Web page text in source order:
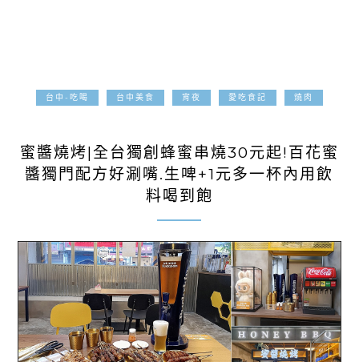
台中-吃喝 台中美食 宵夜 愛吃食記 燒肉
蜜醬燒烤|全台獨創蜂蜜串燒30元起!百花蜜
醬獨門配方好涮嘴.生啤+1元多一杯內用飲
料喝到飽